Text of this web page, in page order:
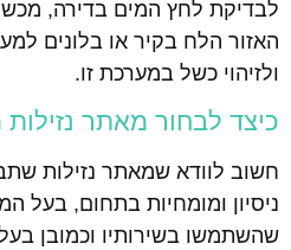
לבדיקת לחץ המים בדירה,
האזור הלח בקיר או בלונים
ולזיהוי כשל במערכת זו.
כיצד לבחור מאתר נזילות
חשוב לוודא שמאתר נזילות
ניסיון ומומחיות בתחום, בעל
שהשתמשו בשירותיו וכמובן